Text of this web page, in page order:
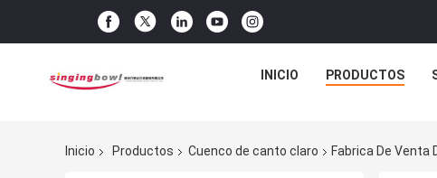
INICIO PRODUCTOS
Inicio Productos Cuenco de canto claro Fabrica De Venta